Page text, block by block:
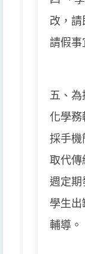
改，請
請假事
五、為
化學務
採手機
取代傳
週定期
學生
輔導。